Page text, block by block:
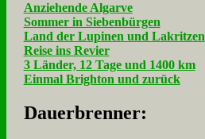
Anziehende Algarve
Sommer in Siebenbürgen
Land der Lupinen und Lakritzen
Reise ins Revier
3 Länder, 12 Tage und 1400 km
Einmal Brighton und zurück
Dau­er­bren­ner: